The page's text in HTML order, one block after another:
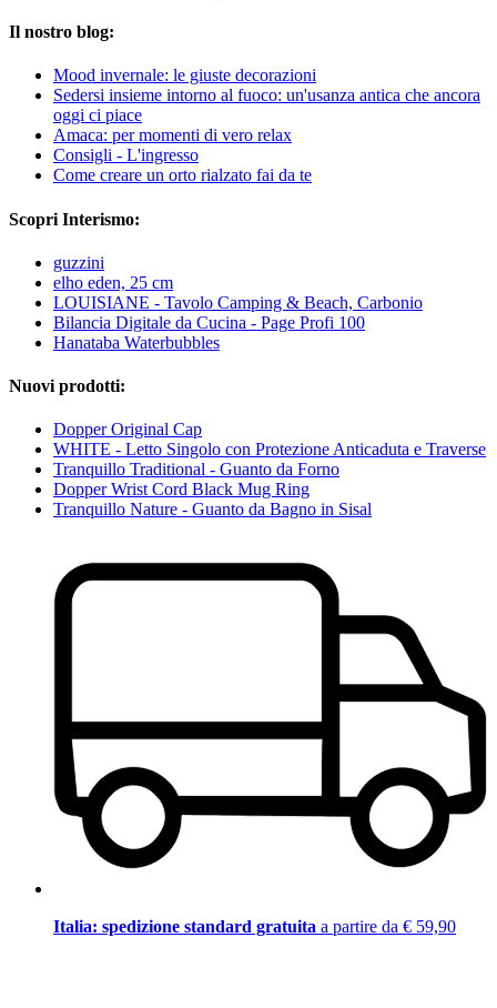
Il nostro blog:
Mood invernale: le giuste decorazioni
Sedersi insieme intorno al fuoco: un'usanza antica che ancora
oggi ci piace
Amaca: per momenti di vero relax
Consigli - L'ingresso
Come creare un orto rialzato fai da te
Scopri Interismo:
guzzini
elho eden, 25 cm
LOUISIANE - Tavolo Camping & Beach, Carbonio
Bilancia Digitale da Cucina - Page Profi 100
Hanataba Waterbubbles
Nuovi prodotti:
Dopper Original Cap
WHITE - Letto Singolo con Protezione Anticaduta e Traverse
Tranquillo Traditional - Guanto da Forno
Dopper Wrist Cord Black Mug Ring
Tranquillo Nature - Guanto da Bagno in Sisal
Italia: spedizione standard gratuita a partire da € 59,90